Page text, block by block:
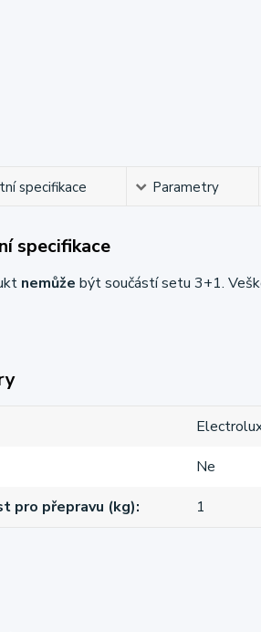
specifikace Parametry
specifikace
nemůže být součástí setu 3+1.
Ne
pro přepravu (kg)
1